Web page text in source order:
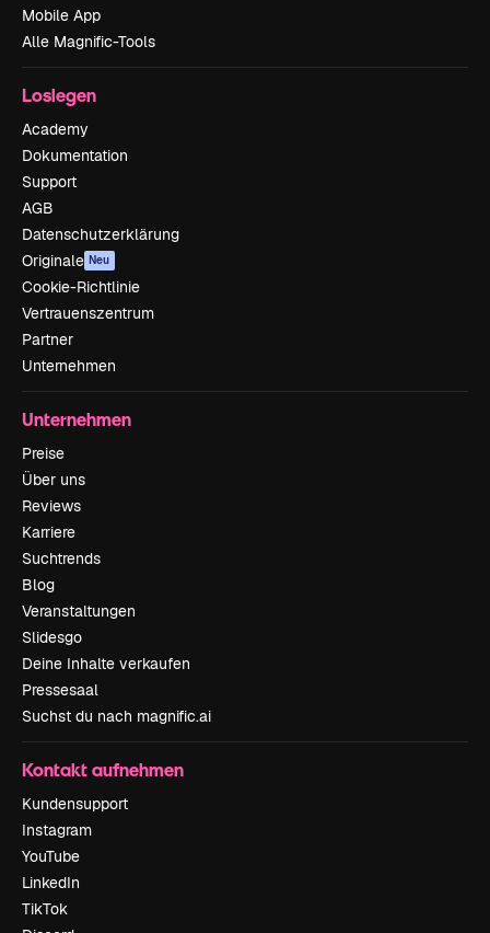
Mobile App
Alle Magnific-Tools
Loslegen
Academy
Dokumentation
Support
AGB
Datenschutzerklärung
Originale Neu
Cookie-Richtlinie
Vertrauenszentrum
Partner
Unternehmen
Unternehmen
Preise
Über uns
Reviews
Karriere
Suchtrends
Blog
Veranstaltungen
Slidesgo
Deine Inhalte verkaufen
Pressesaal
Suchst du nach magnific.ai
Kontakt aufnehmen
Kundensupport
Instagram
YouTube
LinkedIn
TikTok